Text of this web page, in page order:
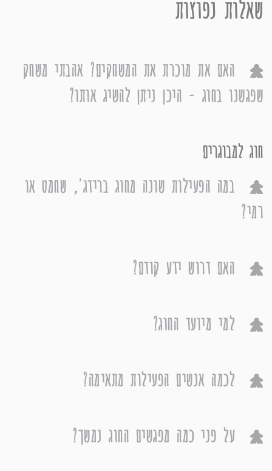
שאלות נפוצות
האם את מוכרת את המשחקים? אהבתי משחק
שפגשנו בחוג - היכן ניתן להשיג אותו?
חוג למבוגרים
במה הפעילות שונה מחוג ברידג', שחמט או
רמי?
האם דרוש ידע קודם?
למי מיועד החוג?
לכמה אנשים הפעילות מתאימה?
על פני כמה מפגשים החוג נמשך?